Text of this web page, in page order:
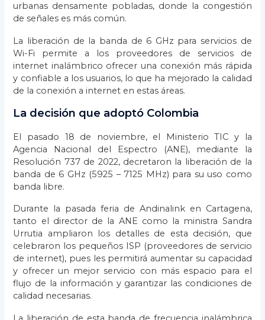
urbanas densamente pobladas, donde la congestión
de señales es más común.
La liberación de la banda de 6 GHz para servicios de
Wi-Fi permite a los proveedores de servicios de
internet inalámbrico ofrecer una conexión más rápida
y confiable a los usuarios, lo que ha mejorado la calidad
de la conexión a internet en estas áreas.
La decisión que adoptó Colombia
El pasado 18 de noviembre, el Ministerio TIC y la
Agencia Nacional del Espectro (ANE), mediante la
Resolución 737 de 2022, decretaron la liberación de la
banda de 6 GHz (5925 – 7125 MHz) para su uso como
banda libre.
Durante la pasada feria de Andinalink en Cartagena,
tanto el director de la ANE como la ministra Sandra
Urrutia ampliaron los detalles de esta decisión, que
celebraron los pequeños ISP (proveedores de servicio
de internet), pues les permitirá aumentar su capacidad
y ofrecer un mejor servicio con más espacio para el
flujo de la información y garantizar las condiciones de
calidad necesarias.